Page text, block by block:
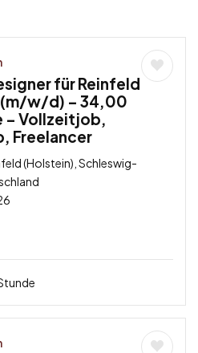
für Reinfeld
w/d) – 34,00
– Vollzeitjob,
Freelancer
(Holstein), Schleswig-